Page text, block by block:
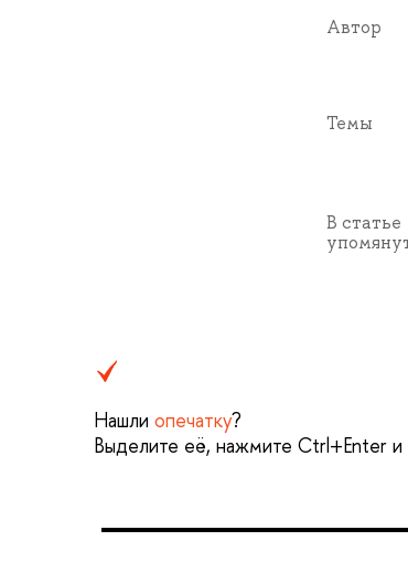
Автор
Темы
В статье
Нашли опечатку?
Выделите её, нажмите Ctrl+Enter и